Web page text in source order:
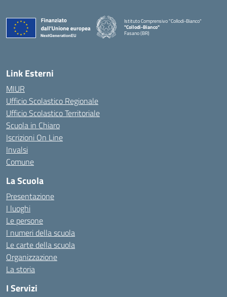
Istituto Comprensivo "Collodi-Bianco"
"Collodi-Bianco"
Fasano (BR)
Link Esterni
MIUR
Ufficio Scolastico Regionale
Ufficio Scolastico Territoriale
Scuola in Chiaro
Iscrizioni On Line
Invalsi
Comune
La Scuola
Presentazione
I luoghi
Le persone
I numeri della scuola
Le carte della scuola
Organizzazione
La storia
I Servizi